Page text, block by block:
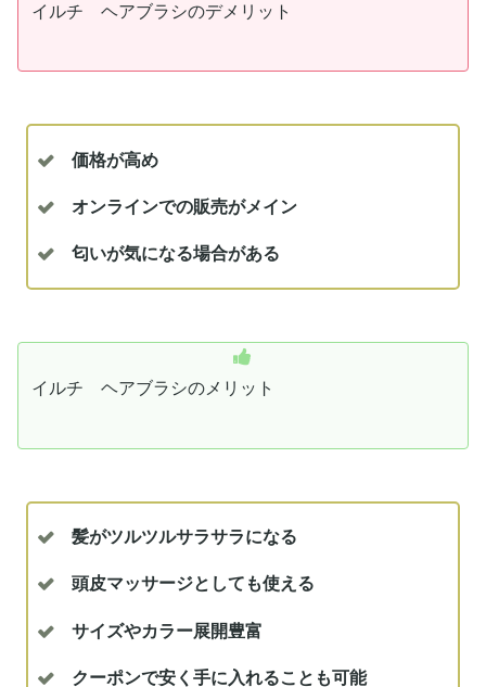
イルチ ヘアブラシのデメリット
価格が高め
オンラインでの販売がメイン
匂いが気になる場合がある
イルチ ヘアブラシのメリット
髪がツルツルサラサラになる
頭皮マッサージとしても使える
サイズやカラー展開豊富
クーポンで安く手に入れることも可能